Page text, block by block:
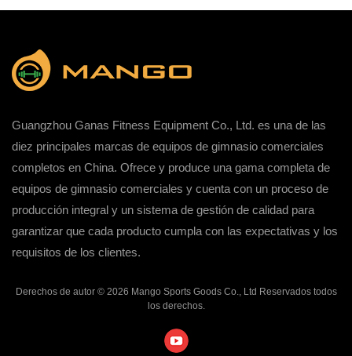
Guangzhou Ganas Fitness Equipment Co., Ltd. es una de las
diez principales marcas de equipos de gimnasio comerciales
completos en China. Ofrece y produce una gama completa de
equipos de gimnasio comerciales y cuenta con un proceso de
producción integral y un sistema de gestión de calidad para
garantizar que cada producto cumpla con las expectativas y los
requisitos de los clientes.
Derechos de autor © 2026 Mango Sports Goods Co., Ltd Reservados todos
los derechos.